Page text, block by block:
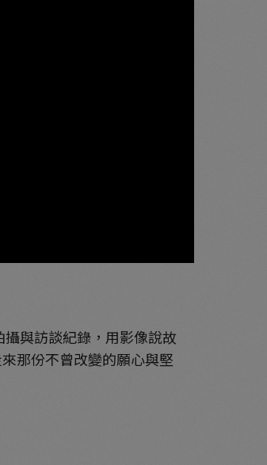
與訪談紀錄，用影像說故
那份不曾改變的願心與堅